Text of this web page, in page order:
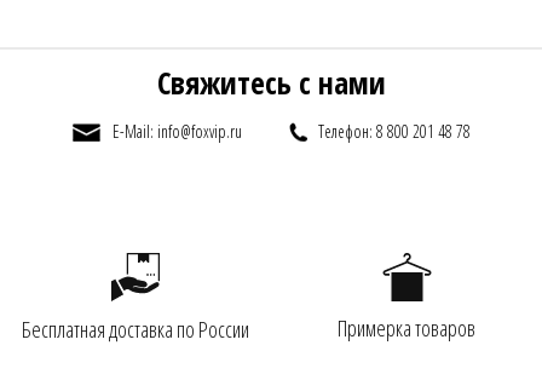
Свяжитесь с нами
E-Mail: info@foxvip.ru Телефон: 8 800 201 48 78
Бесплатная доставка по России Примерка товаров